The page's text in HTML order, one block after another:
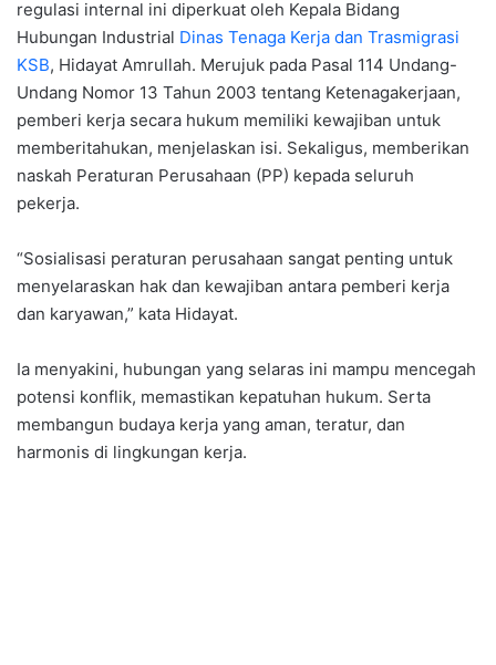
regulasi internal ini diperkuat oleh Kepala Bidang
Hubungan Industrial Dinas Tenaga Kerja dan Trasmigrasi
KSB, Hidayat Amrullah. Merujuk pada Pasal 114 Undang-
Undang Nomor 13 Tahun 2003 tentang Ketenagakerjaan,
pemberi kerja secara hukum memiliki kewajiban untuk
memberitahukan, menjelaskan isi. Sekaligus, memberikan
naskah Peraturan Perusahaan (PP) kepada seluruh
pekerja.
“Sosialisasi peraturan perusahaan sangat penting untuk
menyelaraskan hak dan kewajiban antara pemberi kerja
dan karyawan,” kata Hidayat.
Ia menyakini, hubungan yang selaras ini mampu mencegah
potensi konflik, memastikan kepatuhan hukum. Serta
membangun budaya kerja yang aman, teratur, dan
harmonis di lingkungan kerja.